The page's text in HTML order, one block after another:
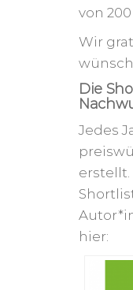
von
Wir
Die
Jedes
erstellt.
hier: